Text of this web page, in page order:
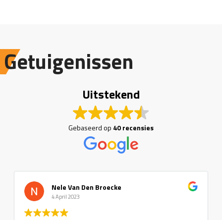
Getuigenissen
Uitstekend
Gebaseerd op 40 recensies
Nele Van Den Broecke
4 April 2023